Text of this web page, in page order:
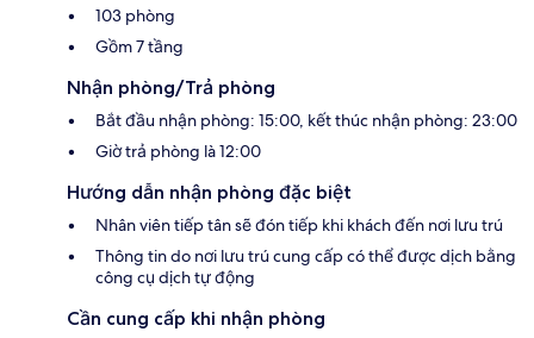
103 phòng
Gồm 7 tầng
Nhận phòng/Trả phòng
Bắt đầu nhận phòng: 15:00, kết thúc nhận phòng: 23:00
Giờ trả phòng là 12:00
Hướng dẫn nhận phòng đặc biệt
Nhân viên tiếp tân sẽ đón tiếp khi khách đến nơi lưu trú
Thông tin do nơi lưu trú cung cấp có thể được dịch bằng
công cụ dịch tự động
Cần cung cấp khi nhận phòng